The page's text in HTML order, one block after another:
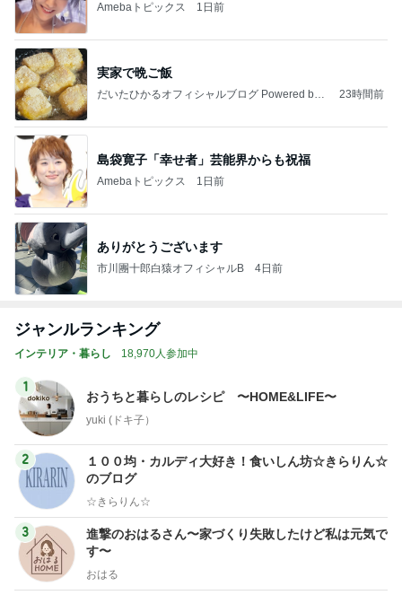
Amebaトピックス 1日前
実家で晩ご飯
だいたひかるオフィシャルブログ Powered by
23時間前
島袋寛子「幸せ者」芸能界からも祝福
Amebaトピックス 1日前
ありがとうございます
市川團十郎白猿オフィシャルB 4日前
ジャンルランキング
インテリア・暮らし 18,970人参加中
1
おうちと暮らしのレシピ 〜HOME&LIFE〜
yuki (ドキ子）
2
１００均・カルディ大好き！食いしん坊☆きらりん☆
のブログ
☆きらりん☆
3
進撃のおはるさん〜家づくり失敗したけど私は元気で
す〜
おはる